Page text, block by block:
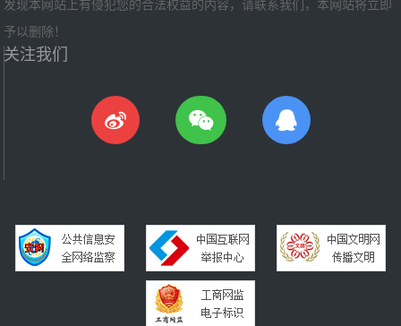
发现本网站上有侵犯您的合法权益的内容，请联系我们，本网站将立即
予以删除！
关注我们